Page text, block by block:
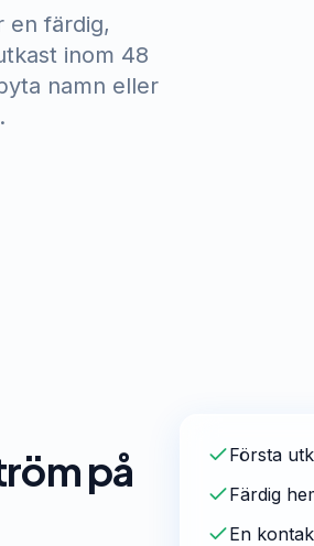
en färdig,
inom 48
namn eller
på
Första
Färdig
En